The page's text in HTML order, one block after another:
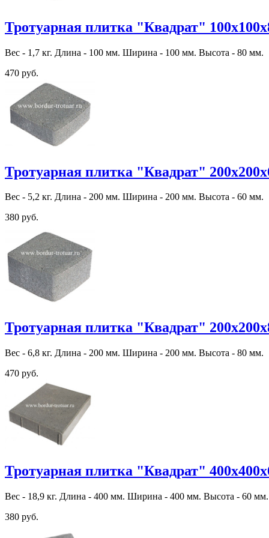
Тротуарная плитка "Квадрат"
Вес - 1,7 кг. Длина - 100 мм. Ширина - 100 мм. Высота - 80 мм.
470 руб.
Тротуарная плитка "Квадрат"
Вес - 5,2 кг. Длина - 200 мм. Ширина - 200 мм. Высота - 60 мм.
380 руб.
Тротуарная плитка "Квадрат"
Вес - 6,8 кг. Длина - 200 мм. Ширина - 200 мм. Высота - 80 мм.
470 руб.
Тротуарная плитка "Квадрат"
Вес - 18,9 кг. Длина - 400 мм. Ширина - 400 мм. Высота - 60 мм.
380 руб.